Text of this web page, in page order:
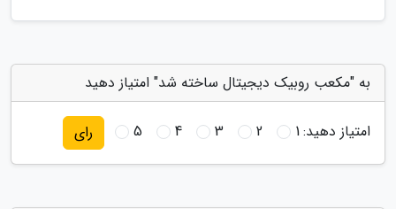
به "مکعب روبیک دیجیتال ساخته شد" امتیاز دهید
امتیاز دهید:1
2
3
4
5 رای